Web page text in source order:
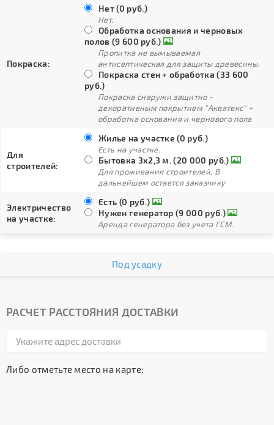
Покраска:
Нет (0 руб.)
Нет.
Обработка основания и черновых
полов (9 600 руб.)
Пропитка не вымываемая
антисептическая для защиты древесины.
Покраска стен + обработка (33 600
руб.)
Покраска снаружи защитно -
декоративным покрытием "Акватекс" +
обработка основания и чернового пола
Для
строителей:
Жилье на участке (0 руб.)
Есть на участке.
Бытовка 3х2,3 м. (20 000 руб.)
Для проживания строителей. В
дальнейшем остается заказчику
Электричество
на участке:
Есть (0 руб.)
Нужен генератор (9 000 руб.)
Аренда генератора без учета ГСМ.
Под усадку
РАСЧЕТ РАССТОЯНИЯ ДОСТАВКИ
Либо отметьте место на карте: